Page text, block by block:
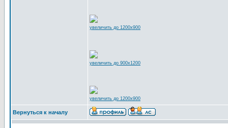
увеличить до 1200x900
увеличить до 900x1200
увеличить до 1200x900
Вернуться к началу